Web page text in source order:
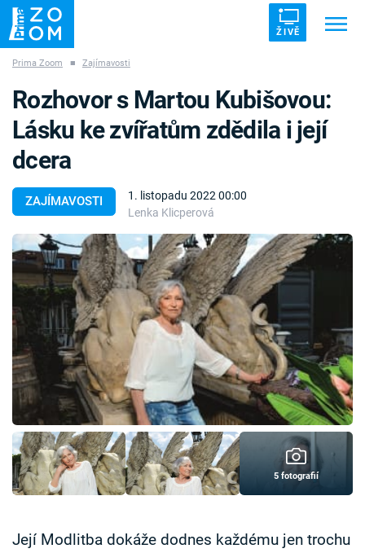
ŽIVĚ
ZÁHADY VETŘELCI DÁVNOVĚKU
Témata
Témata
Pořady
TV Program
Časopis
Sledujte prima+
Přihlášení
Sledujte nás
Prima Zoom ■ Zajímavosti
ZAJÍMAVOSTI
1. listopadu 2022 00:00
Lenka Klicperová
Rozhovor s Martou Kubišovou:
Lásku ke zvířatům zdědila i její
dcera
5 fotografií
Její Modlitba dokáže dodnes každému jen trochu